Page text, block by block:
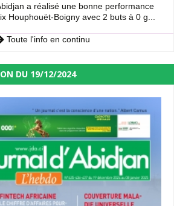
a réalisé une bonne performance
Houphouët-Boigny avec 2 buts à 0 g...
Toute l'info en continu
DU 19/12/2024